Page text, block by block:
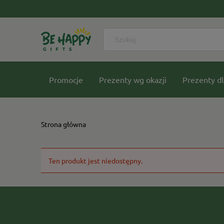
Promocje Prezenty wg okazji Prezenty
Strona główna
Ten produkt jest niedostępny.